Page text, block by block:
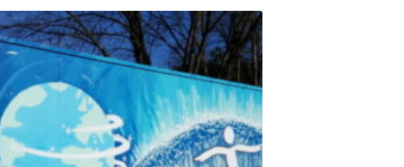
activé